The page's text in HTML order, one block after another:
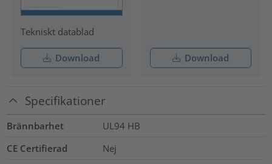
Tekniskt datablad
Download Download
Specifikationer
Brännbarhet
UL94 HB
CE Certifierad
Nej